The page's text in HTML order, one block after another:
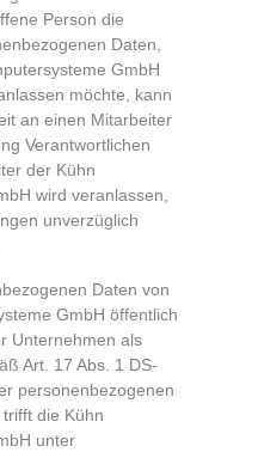
Person die
Daten,
GmbH
möchte, kann
an einen Mitarbeiter
Verantwortlichen
der Kühn
wird veranlassen,
unverzüglich
Daten von
GmbH öffentlich
Unternehmen als
Art. 17 Abs. 1 DS-
personenbezogenen
die Kühn
unter